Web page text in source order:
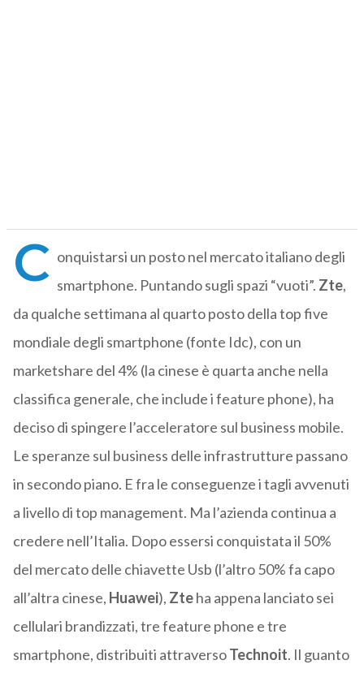
C onquistarsi un posto nel mercato italiano degli
smartphone. Puntando sugli spazi “vuoti”. Zte,
da qualche settimana al quarto posto della top five
mondiale degli smartphone (fonte Idc), con un
marketshare del 4% (la cinese è quarta anche nella
classifica generale, che include i feature phone), ha
deciso di spingere l’acceleratore sul business mobile.
Le speranze sul business delle infrastrutture passano
in secondo piano. E fra le conseguenze i tagli avvenuti
a livello di top management. Ma l’azienda continua a
credere nell’Italia. Dopo essersi conquistata il 50%
del mercato delle chiavette Usb (l’altro 50% fa capo
all’altra cinese, Huawei), Zteha appena lanciato sei
cellulari brandizzati, tre feature phone e tre
smartphone, distribuiti attraversoTechnoit. Il guanto